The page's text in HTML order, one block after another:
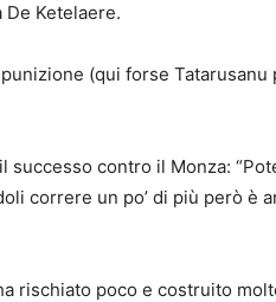
Ketelaere.
(qui forse Tatarusanu
successo contro il Monza:
correre un po’ di più però è
rischiato poco e costruito